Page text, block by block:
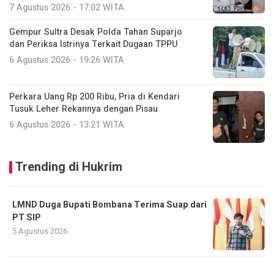
7 Agustus 2026 - 17:02 WITA
Gempur Sultra Desak Polda Tahan Suparjo
dan Periksa Istrinya Terkait Dugaan TPPU
6 Agustus 2026 - 19:26 WITA
Perkara Uang Rp 200 Ribu, Pria di Kendari
Tusuk Leher Rekannya dengan Pisau
6 Agustus 2026 - 13:21 WITA
Trending di Hukrim
LMND Duga Bupati Bombana Terima Suap dari
PT SIP
5 Agustus 2026